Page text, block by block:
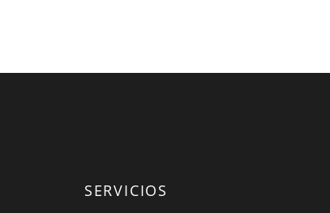
SERVICIOS